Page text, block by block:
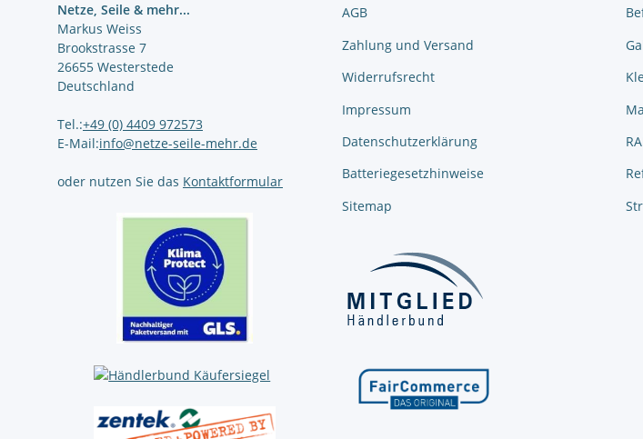
Netze, Seile & mehr...
Markus Weiss
Brookstrasse 7
26655 Westerstede
Deutschland
Tel.:+49 (0) 4409 972573
E-Mail:info@netze-seile-mehr.de
oder nutzen Sie das Kontaktformular
AGB
Zahlung und Versand
Widerrufsrecht
Impressum
Datenschutzerklärung
Batteriegesetzhinweise
Sitemap